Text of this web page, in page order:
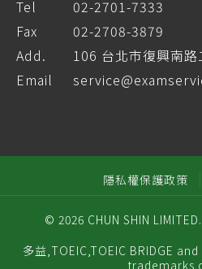
Tel
02-2701-7333
Fax
02-2708-3879
Add.
106 台北市復興南
Email
隱私權保護政策
© 2026 CHUN SHIN
多益,TOEIC,TOEIC BRIDGE
trademarks